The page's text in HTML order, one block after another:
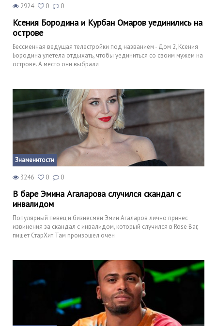
2924 0 0
Ксения Бородина и Курбан Омаров уединились на
острове
Бессменная ведущая телестройки под названием - Дом 2, Ксения
Бородина улетела отдыхать, чтобы уединиться со своим мужем на
острове. А место они выбрали
Знаменитости
3246 0 0
В баре Эмина Агаларова случился скандал с
инвалидом
Популярный певец и бизнесмен Эмин Агаларов лично принес
извинения за скандал с инвалидом, который случился в Rose Bar,
пишет СтарХит.Там произошел очен